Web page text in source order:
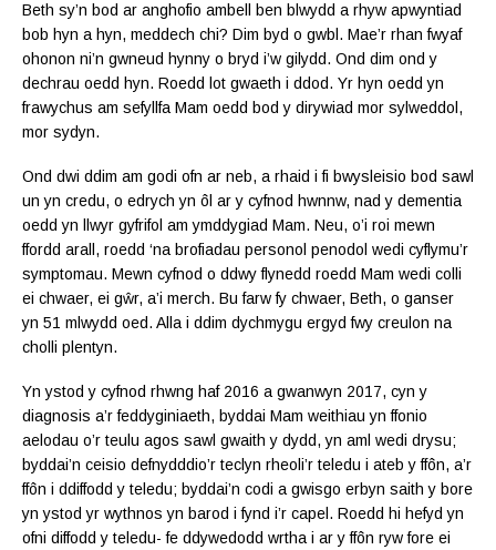
Beth sy’n bod ar anghofio ambell ben blwydd a rhyw apwyntiad
bob hyn a hyn, meddech chi? Dim byd o gwbl. Mae’r rhan fwyaf
ohonon ni’n gwneud hynny o bryd i’w gilydd. Ond dim ond y
dechrau oedd hyn. Roedd lot gwaeth i ddod. Yr hyn oedd yn
frawychus am sefyllfa Mam oedd bod y dirywiad mor sylweddol,
mor sydyn.
Ond dwi ddim am godi ofn ar neb, a rhaid i fi bwysleisio bod sawl
un yn credu, o edrych yn ôl ar y cyfnod hwnnw, nad y dementia
oedd yn llwyr gyfrifol am ymddygiad Mam. Neu, o’i roi mewn
ffordd arall, roedd ‘na brofiadau personol penodol wedi cyflymu’r
symptomau. Mewn cyfnod o ddwy flynedd roedd Mam wedi colli
ei chwaer, ei gŵr, a’i merch. Bu farw fy chwaer, Beth, o ganser
yn 51 mlwydd oed. Alla i ddim dychmygu ergyd fwy creulon na
cholli plentyn.
Yn ystod y cyfnod rhwng haf 2016 a gwanwyn 2017, cyn y
diagnosis a’r feddyginiaeth, byddai Mam weithiau yn ffonio
aelodau o’r teulu agos sawl gwaith y dydd, yn aml wedi drysu;
byddai’n ceisio defnydddio’r teclyn rheoli’r teledu i ateb y ffôn, a’r
ffôn i ddiffodd y teledu; byddai’n codi a gwisgo erbyn saith y bore
yn ystod yr wythnos yn barod i fynd i’r capel. Roedd hi hefyd yn
ofni diffodd y teledu- fe ddywedodd wrtha i ar y ffôn ryw fore ei